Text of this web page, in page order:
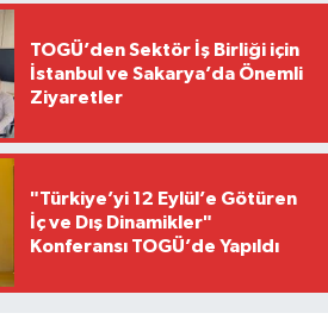
TOGÜ’den Sektör İş Birliği için
İstanbul ve Sakarya’da Önemli
Ziyaretler
"Türkiye’yi 12 Eylül’e Götüren
İç ve Dış Dinamikler"
Konferansı TOGÜ’de Yapıldı